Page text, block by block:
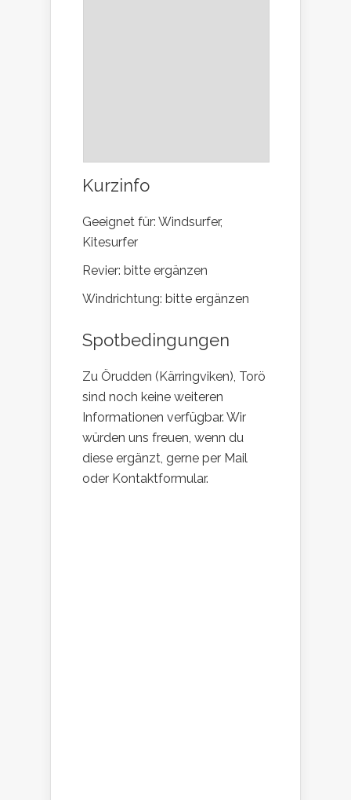
Kurzinfo
Geeignet für: Windsurfer,
Kitesurfer
Revier: bitte ergänzen
Windrichtung: bitte ergänzen
Spotbedingungen
Zu Örudden (Kärringviken), Torö
sind noch keine weiteren
Informationen verfügbar. Wir
würden uns freuen, wenn du
diese ergänzt, gerne per Mail
oder Kontaktformular.